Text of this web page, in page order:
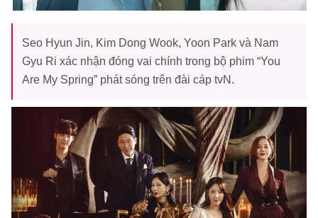
Seo Hyun Jin, Kim Dong Wook, Yoon Park và Nam
Gyu Ri xác nhận đóng vai chính trong bộ phim “You
Are My Spring” phát sóng trên đài cáp tvN.